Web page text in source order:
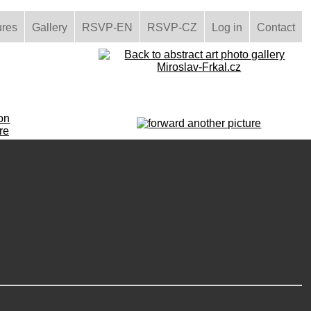
Gallery RSVP-EN RSVP-CZ Log in Contact